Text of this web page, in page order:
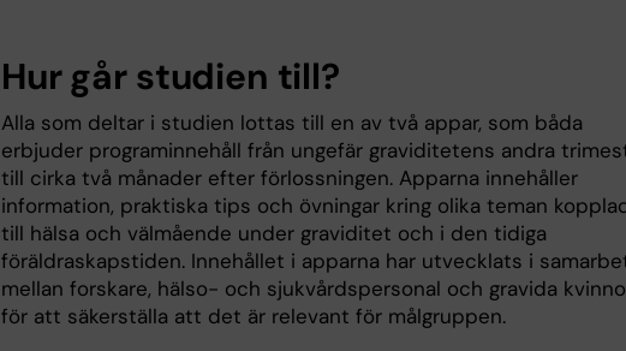
Hur går studien till?
Alla som deltar i studien lottas till en av två appar, som båda
erbjuder programinnehåll från ungefär graviditetens andra
till cirka två månader efter förlossningen. Apparna innehåller
information, praktiska tips och övningar kring olika teman
till hälsa och välmående under graviditet och i den tidiga
föräldraskapstiden. Innehållet i apparna har utvecklats i
mellan forskare, hälso- och sjukvårdspersonal och gravida
för att säkerställa att det är relevant för målgruppen.